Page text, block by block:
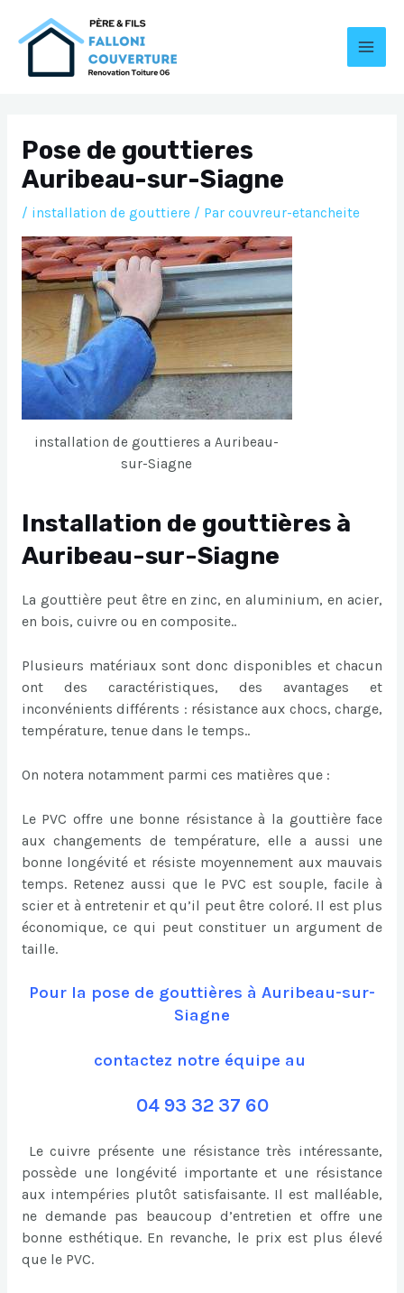
Pose de gouttieres
Auribeau-sur-Siagne
/ installation de gouttiere/ Par couvreur-etancheite
installation de gouttieres a Auribeau-
sur-Siagne
Installation de gouttières à
Auribeau-sur-Siagne
La gouttière peut être en zinc, en aluminium, en acier,
en bois, cuivre ou en composite..
Plusieurs matériaux sont donc disponibles et chacun
ont des caractéristiques, des avantages et
inconvénients différents : résistance aux chocs, charge,
température, tenue dans le temps..
On notera notamment parmi ces matières que :
Le PVC offre une bonne résistance à la gouttière face
aux changements de température, elle a aussi une
bonne longévité et résiste moyennement aux mauvais
temps. Retenez aussi que le PVC est souple, facile à
scier et à entretenir et qu’il peut être coloré. Il est plus
économique, ce qui peut constituer un argument de
taille.
Pour la pose de gouttières à Auribeau-sur-
Siagne
contactez notre équipe au
04 93 32 37 60
Le cuivre présente une résistance très intéressante,
possède une longévité importante et une résistance
aux intempéries plutôt satisfaisante. Il est malléable,
ne demande pas beaucoup d’entretien et offre une
bonne esthétique. En revanche, le prix est plus élevé
que le PVC.